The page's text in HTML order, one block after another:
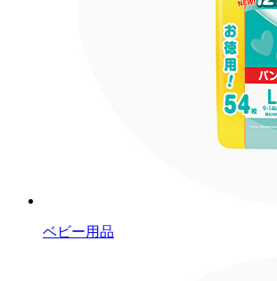
ベビー用品